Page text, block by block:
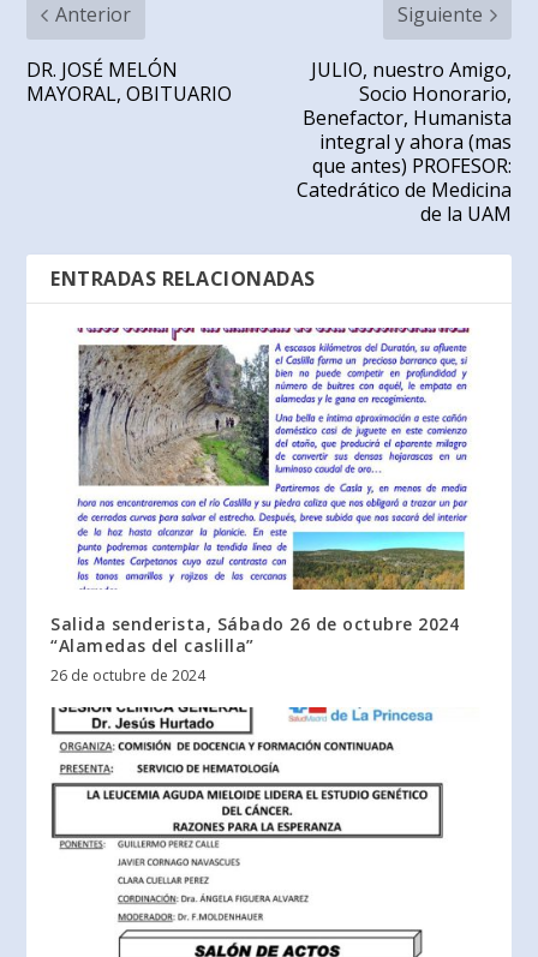
Anterior
DR. JOSÉ MELÓN
MAYORAL, OBITUARIO
Siguiente
JULIO, nuestro Amigo,
Socio Honorario,
Benefactor, Humanista
integral y ahora (mas
que antes) PROFESOR:
Catedrático de Medicina
de la UAM
ENTRADAS RELACIONADAS
Salida senderista, Sábado 26 de octubre 2024
“Alamedas del caslilla”
26 de octubre de 2024